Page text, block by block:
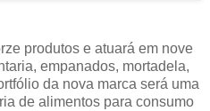
produtos e atuará em nove
empanados, mortadela,
da nova marca será uma
de alimentos para consumo